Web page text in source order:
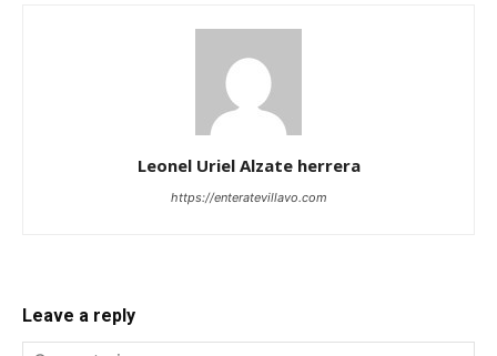
Leonel Uriel Alzate herrera
https://enteratevillavo.com
Leave a reply